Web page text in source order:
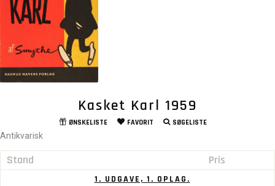
Kasket Karl 1959
ØNSKELISTE FAVORIT SØGELISTE
Antikvarisk
Stand Pris
1. UDGAVE, 1. OPLAG.